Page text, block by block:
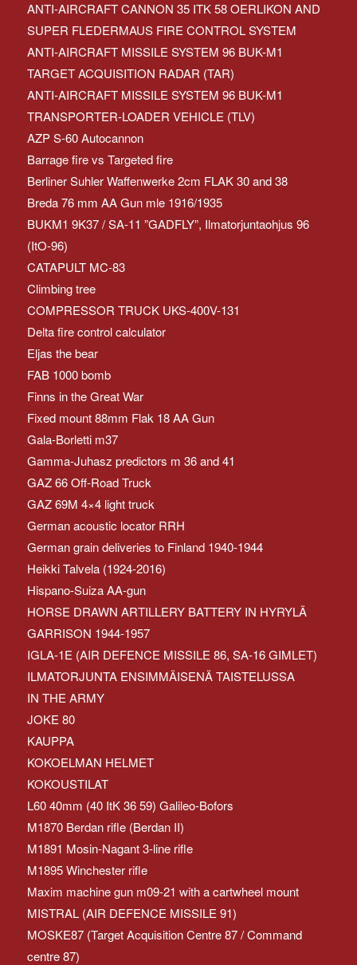
ANTI-AIRCRAFT CANNON 35 ITK 58 OERLIKON AND
SUPER FLEDERMAUS FIRE CONTROL SYSTEM
ANTI-AIRCRAFT MISSILE SYSTEM 96 BUK-M1
TARGET ACQUISITION RADAR (TAR)
ANTI-AIRCRAFT MISSILE SYSTEM 96 BUK-M1
TRANSPORTER-LOADER VEHICLE (TLV)
AZP S-60 Autocannon
Barrage fire vs Targeted fire
Berliner Suhler Waffenwerke 2cm FLAK 30 and 38
Breda 76 mm AA Gun mle 1916/1935
BUKM1 9K37 / SA-11 ”GADFLY”, Ilmatorjuntaohjus 96
(ItO-96)
CATAPULT MC-83
Climbing tree
COMPRESSOR TRUCK UKS-400V-131
Delta fire control calculator
Eljas the bear
FAB 1000 bomb
Finns in the Great War
Fixed mount 88mm Flak 18 AA Gun
Gala-Borletti m37
Gamma-Juhasz predictors m 36 and 41
GAZ 66 Off-Road Truck
GAZ 69M 4×4 light truck
German acoustic locator RRH
German grain deliveries to Finland 1940-1944
Heikki Talvela (1924-2016)
Hispano-Suiza AA-gun
HORSE DRAWN ARTILLERY BATTERY IN HYRYLÄ
GARRISON 1944-1957
IGLA-1E (AIR DEFENCE MISSILE 86, SA-16 GIMLET)
ILMATORJUNTA ENSIMMÄISENÄ TAISTELUSSA
IN THE ARMY
JOKE 80
KAUPPA
KOKOELMAN HELMET
KOKOUSTILAT
L60 40mm (40 ItK 36 59) Galileo-Bofors
M1870 Berdan rifle (Berdan II)
M1891 Mosin-Nagant 3-line rifle
M1895 Winchester rifle
Maxim machine gun m09-21 with a cartwheel mount
MISTRAL (AIR DEFENCE MISSILE 91)
MOSKE87 (Target Acquisition Centre 87 / Command
centre 87)